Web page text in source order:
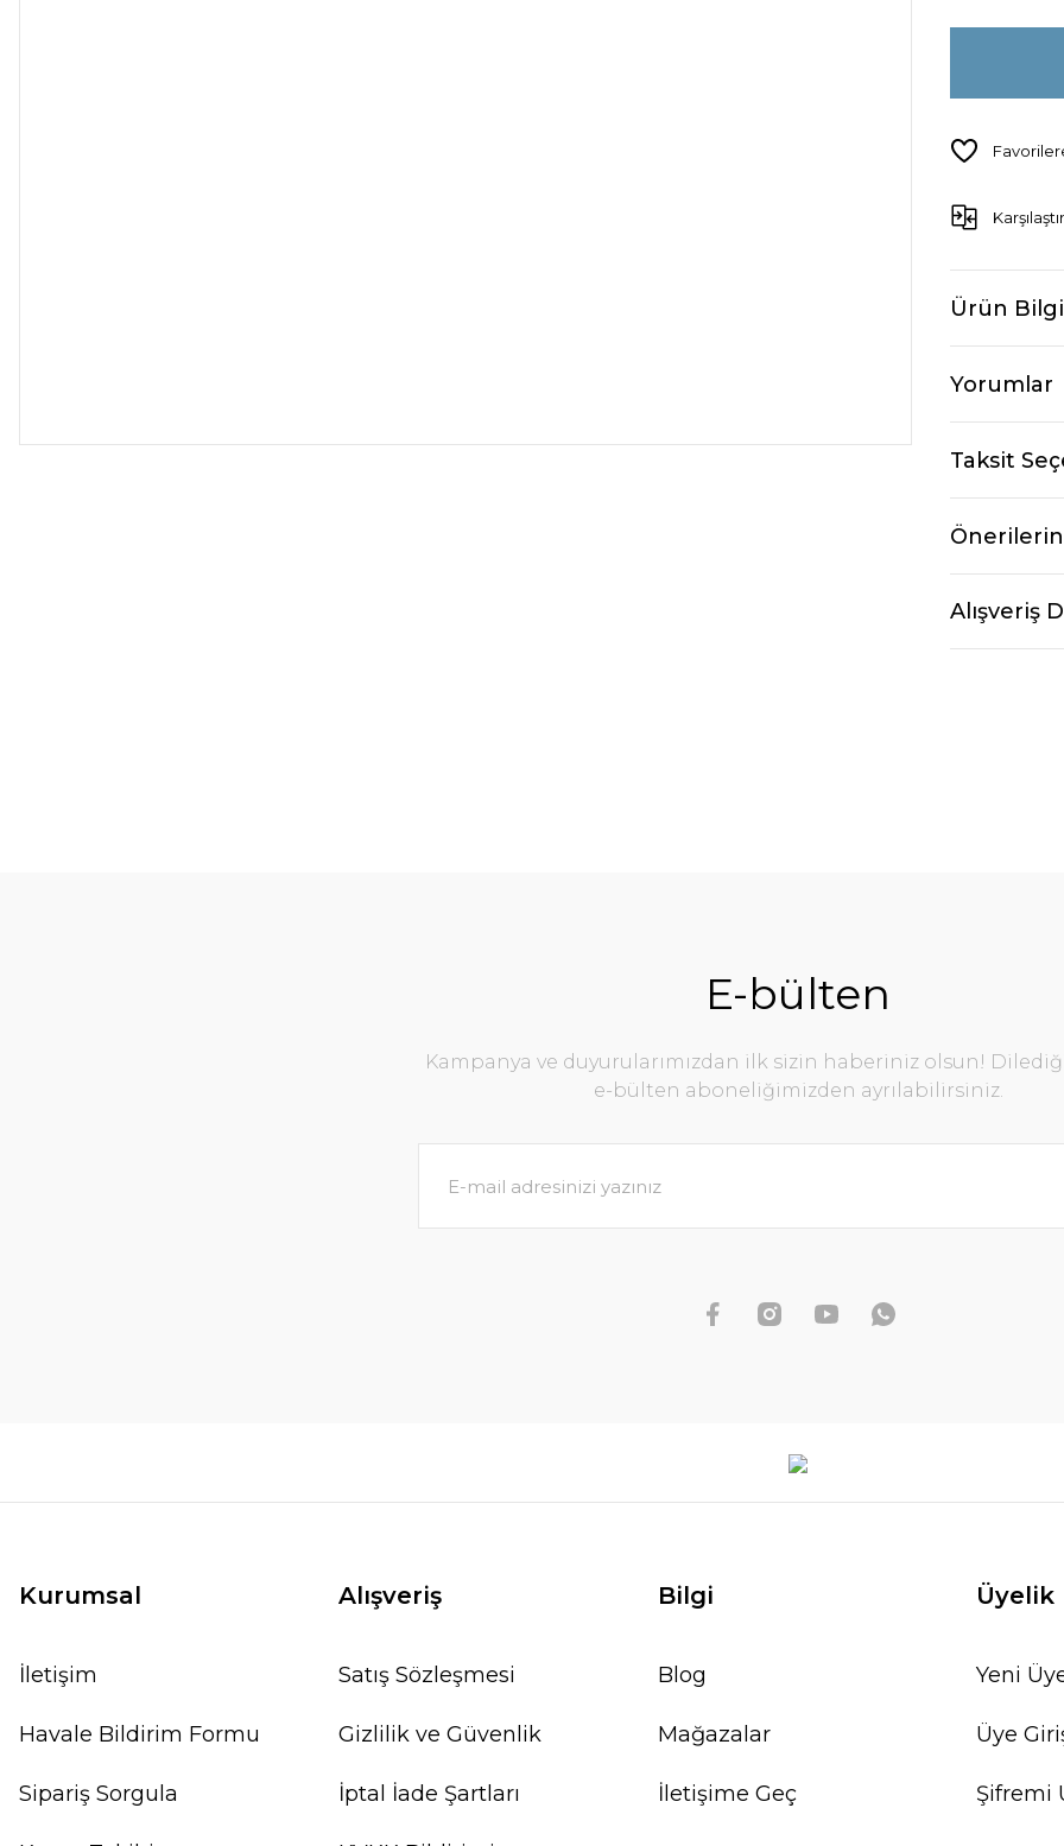
Karşılaştır
Ürün
Yorumlar
Taksit
Alışveriş
E-bülten
Kampanya ve duyurularımızdan ilk sizin haberiniz olsun!
e-bülten aboneliğimizden ayrılabilirsiniz.
Kurumsal
İletişim
Havale Bildirim Formu
Sipariş Sorgula
Alışveriş
Satış Sözleşmesi
Gizlilik ve Güvenlik
İptal İade Şartları
Bilgi
Blog
Mağazalar
İletişime Geç
Üyelik
Yeni
Üye
Şifremi